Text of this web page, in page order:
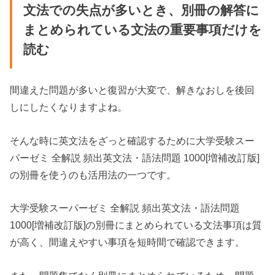
文法での失点が多いとき、別冊の解答に
まとめられている文法の重要事項だけを
読む
間違えた問題が多いと復習が大変で、解きなおしを後回
しにしたくなりますよね。
そんな時に英文法をざっと確認するために大学受験スー
パーゼミ 全解説 頻出英文法・語法問題 1000[増補改訂版]
の別冊を使うのも活用法の一つです。
大学受験スーパーゼミ 全解説 頻出英文法・語法問題
1000[増補改訂版]の別冊にまとめられている文法事項は質
が高く、間違えやすい事項を短時間で確認できます。